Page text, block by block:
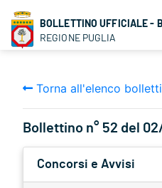
BOLLETTINO UFFICIALE -
REGIONE PUGLIA
Torna all'elenco
Bollettino n° 52 del
Concorsi e Avvisi